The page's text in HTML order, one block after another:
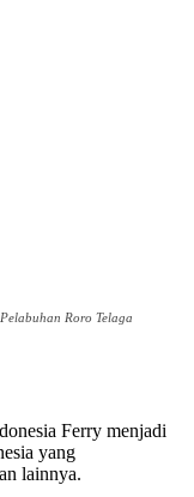
Roro Telaga
Ferry menjadi
yang
lainnya.